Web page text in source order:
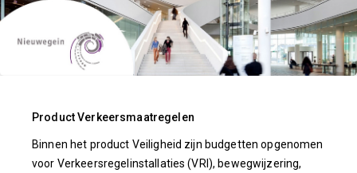
Product Verkeersmaatregelen
Binnen het product Veiligheid zijn budgetten opgenomen
voor Verkeersregelinstallaties (VRI), bewegwijzering,